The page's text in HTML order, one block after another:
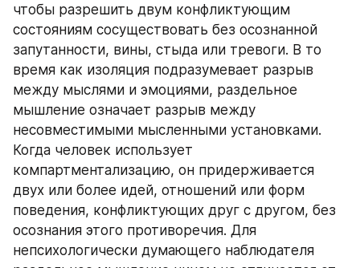
чтобы разрешить двум конфликтующим
состояниям сосуществовать без осознанной
запутанности, вины, стыда или тревоги. В то
время как изоляция подразумевает разрыв
между мыслями и эмоциями, раздельное
мышление означает разрыв между
несовместимыми мысленными установками.
Когда человек использует
компартментализацию, он придерживается
двух или более идей, отношений или форм
поведения, конфликтующих друг с другом, без
осознания этого противоречия. Для
непсихологически думающего наблюдателя